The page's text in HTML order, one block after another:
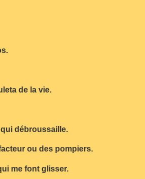
de la vie.
débroussaille.
ou des pompiers.
me font glisser.